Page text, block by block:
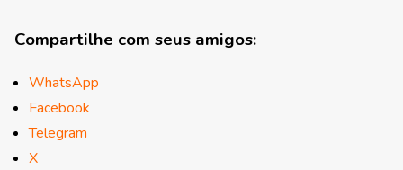
Compartilhe com seus amigos:
WhatsApp
Facebook
Telegram
X